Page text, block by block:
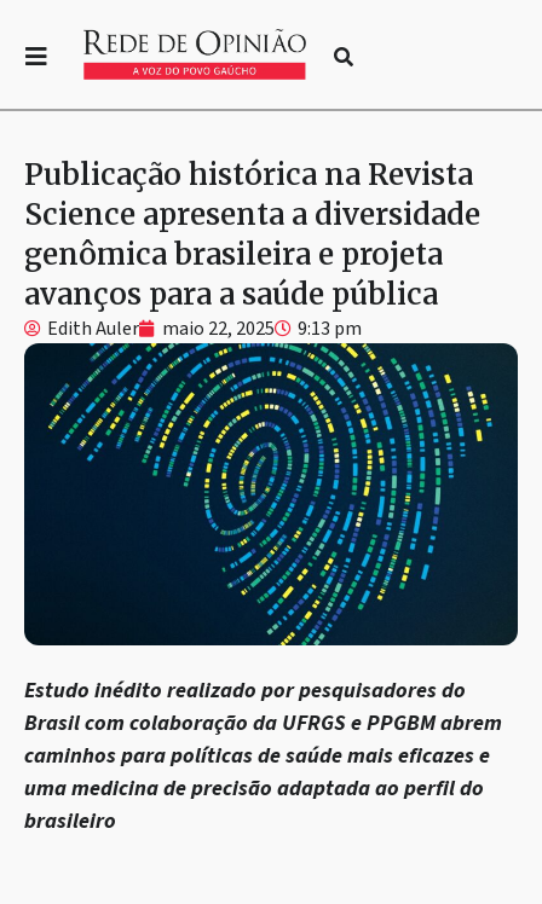
Publicação histórica na Revista
Science apresenta a diversidade
genômica brasileira e projeta
avanços para a saúde pública
Edith Auler maio 22, 2025 9:13 pm
Estudo inédito realizado por pesquisadores do
Brasil com colaboração da UFRGS e PPGBM abrem
caminhos para políticas de saúde mais eficazes e
uma medicina de precisão adaptada ao perfil do
brasileiro